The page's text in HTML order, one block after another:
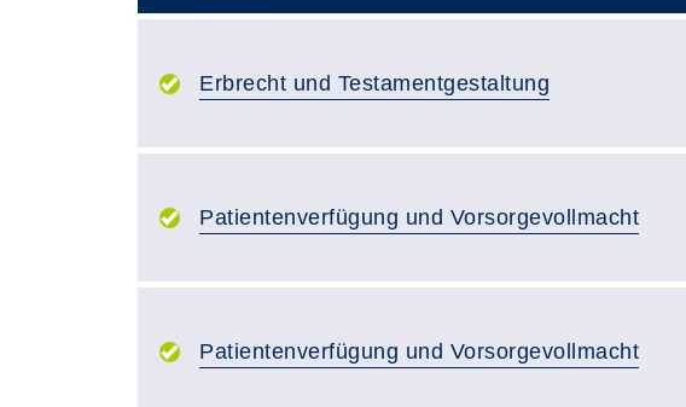
Erbrecht und Testamentgestaltung
Patientenverfügung und Vorsorgevollmacht
Patientenverfügung und Vorsorgevollmacht